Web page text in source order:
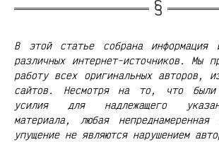
В этой статье собрана информация
различных интернет-источников. Мы
работу всех оригинальных авторов,
сайтов. Несмотря на то, что были
усилия для надлежащего
материала, любая непреднамеренная
упущение не являются нарушением